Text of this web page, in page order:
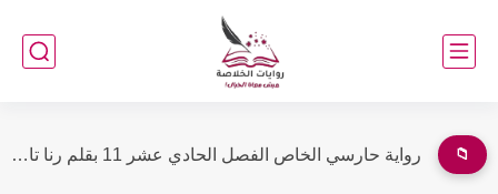
📁 رواية تاج الزين الفصل الثامن عشر 18 بقلم ايمان محمد